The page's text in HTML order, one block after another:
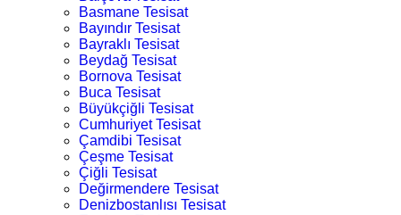
Basmane Tesisat
Bayındır Tesisat
Bayraklı Tesisat
Beydağ Tesisat
Bornova Tesisat
Buca Tesisat
Büyükçiğli Tesisat
Cumhuriyet Tesisat
Çamdibi Tesisat
Çeşme Tesisat
Çiğli Tesisat
Değirmendere Tesisat
Denizbostanlısı Tesisat